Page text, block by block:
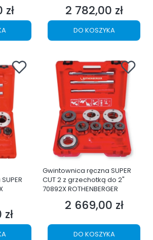
Cena
2 782,00 zł
DO KOSZYKA
Gwintownica ręczna SUPER
CUT 2 z grzechotką do 2"
70892X ROTHENBERGER
Cena
2 669,00 zł
DO KOSZYKA